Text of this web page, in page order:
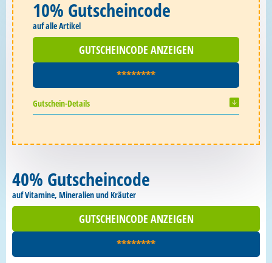
10% Gutscheincode
auf alle Artikel
GUTSCHEINCODE ANZEIGEN
********
Gutschein-Details
40% Gutscheincode
auf Vitamine, Mineralien und Kräuter
GUTSCHEINCODE ANZEIGEN
********